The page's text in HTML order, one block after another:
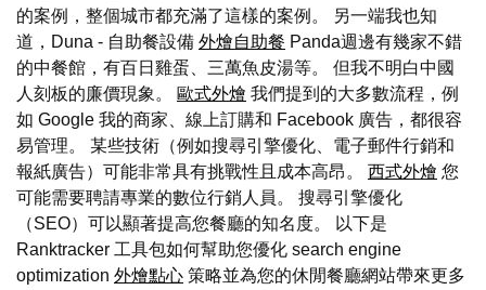
的案例，整個城市都充滿了這樣的案例。 另一端我也知
道，Duna - 自助餐設備 外燴自助餐 Panda週邊有幾家不錯
的中餐館，有百日雞蛋、三萬魚皮湯等。 但我不明白中國
人刻板的廉價現象。
歐式外燴 我們提到的大多數流程，例
如 Google 我的商家、線上訂購和 Facebook 廣告，都很容
易管理。 某些技術（例如搜尋引擎優化、電子郵件行銷和
報紙廣告）可能非常具有挑戰性且成本高昂。 西式外燴 您
可能需要聘請專業的數位行銷人員。 搜尋引擎優化
（SEO）可以顯著提高您餐廳的知名度。 以下是
Ranktracker 工具包如何幫助您優化 search engine
optimization 外燴點心 策略並為您的休閒餐廳網站帶來更多